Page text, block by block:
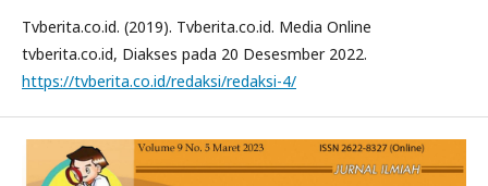
Tvberita.co.id. (2019). Tvberita.co.id. Media Online
tvberita.co.id, Diakses pada 20 Desesmber 2022.
https://tvberita.co.id/redaksi/redaksi-4/